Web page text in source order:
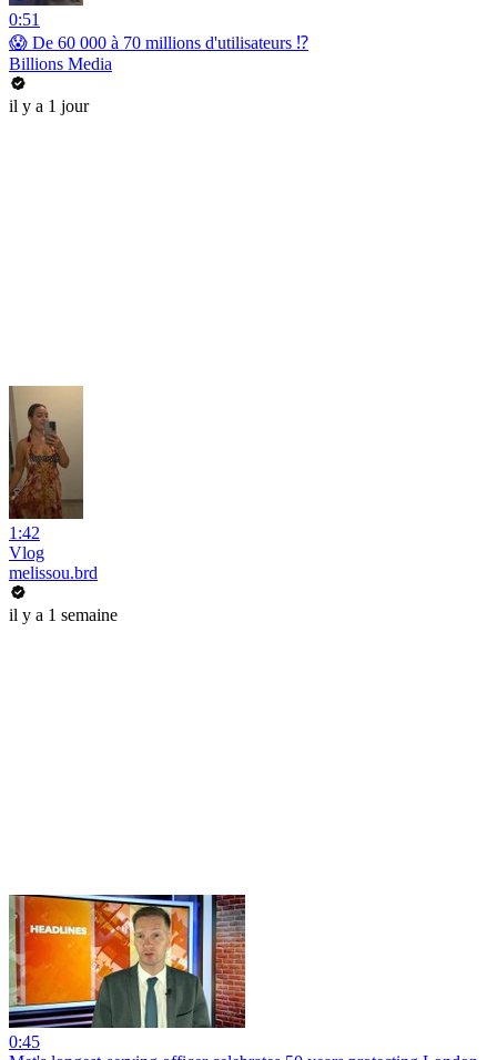
0:51
😱 De 60 000 à 70 millions d'utilisateurs ⁉️
Billions Media
il y a 1 jour
1:42
Vlog
melissou.brd
il y a 1 semaine
0:45